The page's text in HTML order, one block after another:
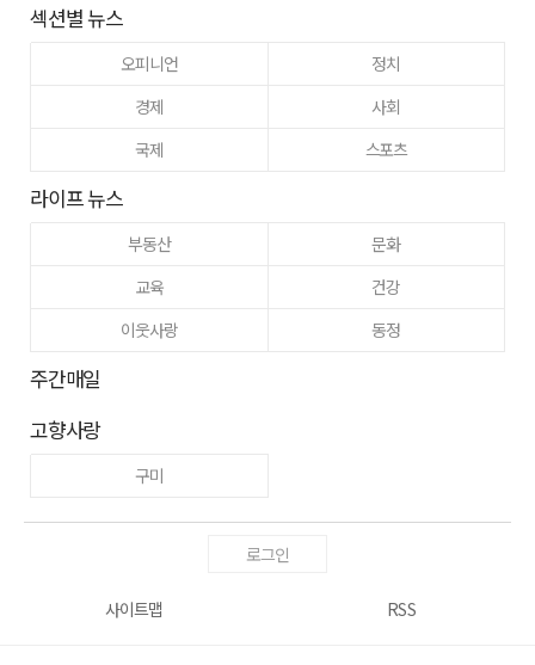
섹션별 뉴스
오피니언
정치
경제
사회
국제
스포츠
라이프 뉴스
부동산
문화
교육
건강
이웃사랑
동정
주간매일
고향사랑
구미
로그인
사이트맵 RSS